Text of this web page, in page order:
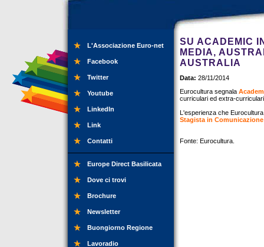
L'Associazione Euro-net
Facebook
Twitter
Youtube
LinkedIn
Link
Contatti
Europe Direct Basilicata
Dove ci trovi
Brochure
Newsletter
Buongiorno Regione
Lavoradio
SU ACADEMIC
MEDIA,
AUSTRALIA
Data: 28/11/2014
Eurocultura segnala
curriculari ed extra-
L'esperienza che
Stagista in Comunicazione
Fonte: Eurocultura.